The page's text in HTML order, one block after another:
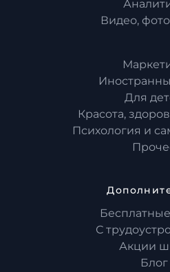
Видео,
Для
Красота,
Психология и
С
Акции
Блог